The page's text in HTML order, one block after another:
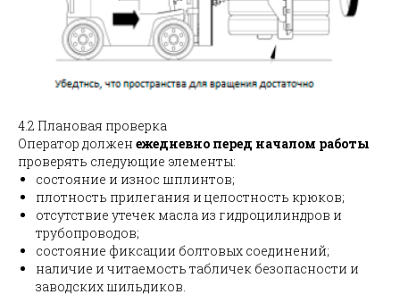
4.2 Плановая проверка
Оператор должен ежедневно перед началом работы
проверять следующие элементы:
состояние и износ шплинтов;
плотность прилегания и целостность крюков;
отсутствие утечек масла из гидроцилиндров и
трубопроводов;
состояние фиксации болтовых соединений;
наличие и читаемость табличек безопасности и
заводских шильдиков.